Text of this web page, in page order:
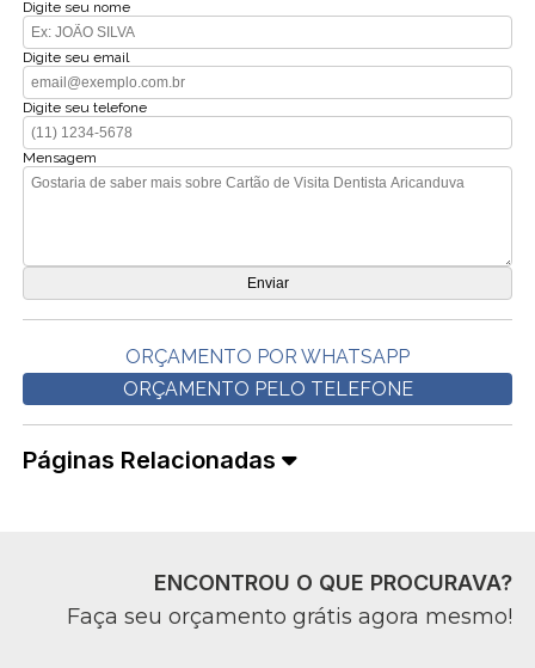
Digite seu nome
Digite seu email
Digite seu telefone
Mensagem
ORÇAMENTO POR WHATSAPP
ORÇAMENTO PELO TELEFONE
Páginas Relacionadas
ENCONTROU O QUE PROCURAVA?
Faça seu orçamento grátis agora mesmo!